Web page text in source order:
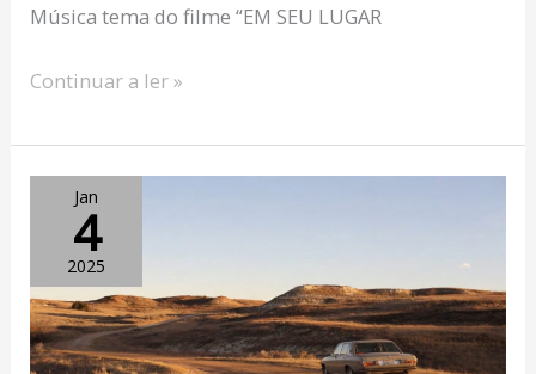
Música tema do filme “EM SEU LUGAR
Continuar a ler »
Jan
4
2025
James
Taylor
Our
Town